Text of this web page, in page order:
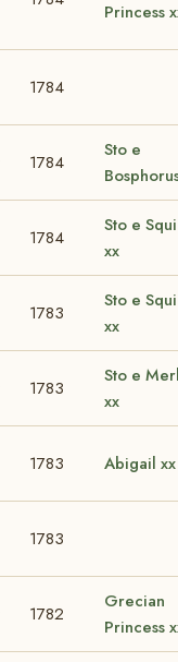
Princess
1784
1784
Sto e
1784
Sto e
xx
1783
Sto e
xx
1783
Sto e
xx
1783 Abigail xx
1783
1782
Grecian
Princess